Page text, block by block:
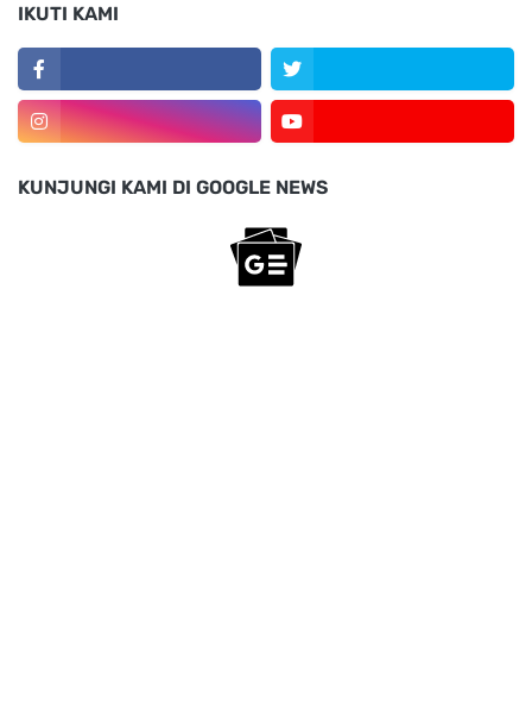
IKUTI KAMI
KUNJUNGI KAMI DI GOOGLE NEWS